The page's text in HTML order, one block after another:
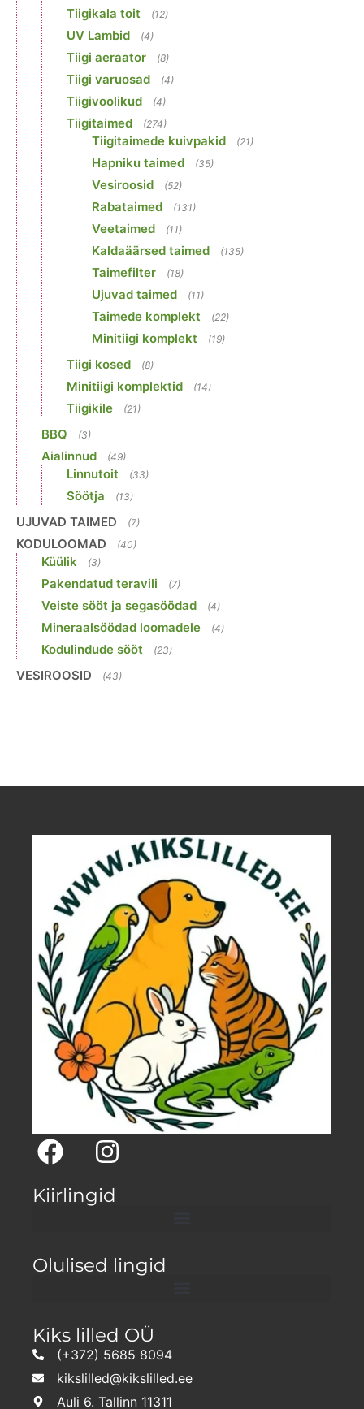
Tiigikala toit (12)
UV Lambid (4)
Tiigi aeraator (8)
Tiigi varuosad (4)
Tiigivoolikud (4)
Tiigitaimed (274)
Tiigitaimede kuivpakid (21)
Hapniku taimed (35)
Vesiroosid (52)
Rabataimed (131)
Veetaimed (11)
Kaldaäärsed taimed (135)
Taimefilter (18)
Ujuvad taimed (11)
Taimede komplekt (22)
Minitiigi komplekt (19)
Tiigi kosed (8)
Minitiigi komplektid (14)
Tiigikile (21)
BBQ (3)
Aialinnud (49)
Linnutoit (33)
Söötja (13)
UJUVAD TAIMED (7)
KODULOOMAD (40)
Küülik (3)
Pakendatud teravili (7)
Veiste sööt ja segasöödad (4)
Mineraalsöödad loomadele (4)
Kodulindude sööt (23)
VESIROOSID (43)
Kiirlingid
Olulised lingid
Kiks lilled OÜ
(+372) 5685 8094
kikslilled@kikslilled.ee
Auli 6. Tallinn 11311